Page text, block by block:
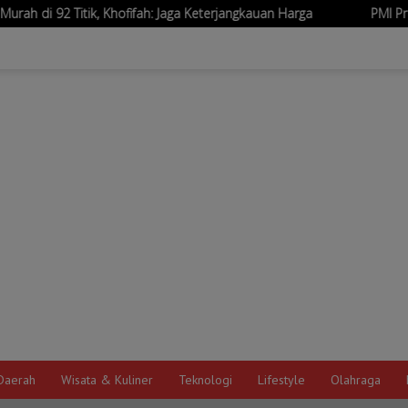
Khofifah: Jaga Keterjangkauan Harga PMI Probolinggo
Wisata & Kuliner Teknologi Lifestyle Olahraga